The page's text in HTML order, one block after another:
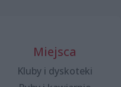
Miejsca
Kluby i dyskoteki